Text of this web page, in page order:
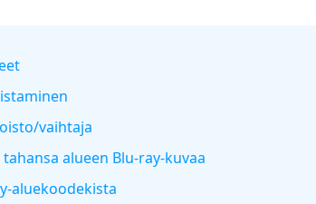
vaihtaja
alueen Blu-ray-kuvaa
aluekoodekista